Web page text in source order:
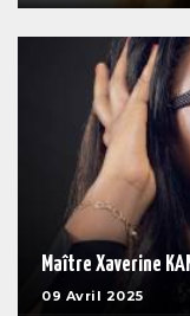
Maître Xaverine
09 Avril 2025